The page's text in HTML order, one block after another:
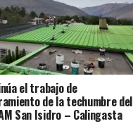
el trabajo de
de la techumbre del
San Isidro – Calingasta